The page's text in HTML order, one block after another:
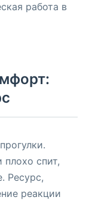
работа в
спит,
Ресурс,
реакции